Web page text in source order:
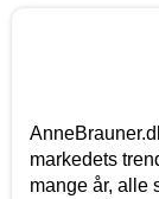
markedets
mange år, alle